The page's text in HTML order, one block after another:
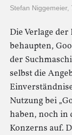
Stefan Niggemeier,
Die Verlage
behaupten,
der
selbst die
Nutzung bei
haben, noch in
Konzerns auf.